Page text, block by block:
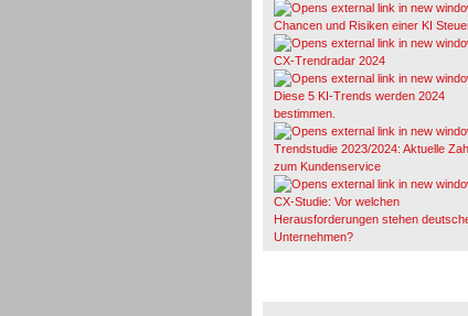
Chancen und Risiken einer KI
CX-Trendradar 2024
Diese 5 KI-Trends werden 2024
bestimmen.
Trendstudie 2023/2024: Aktuelle
zum Kundenservice
CX-Studie: Vor welchen
Herausforderungen stehen
Unternehmen?